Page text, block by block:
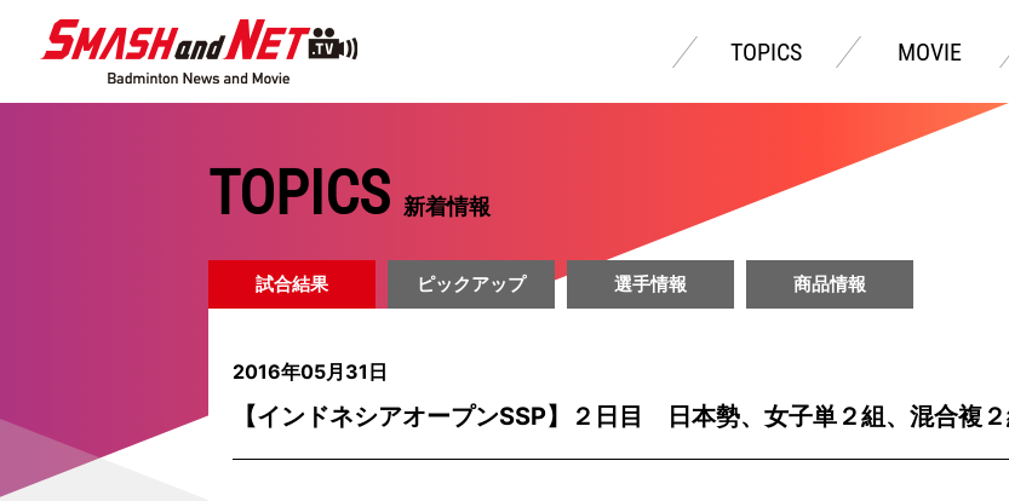
TOPICS MOVIE
TOPICS 新着情報
試合結果 ピックアップ 選手情報 商品情報
2016年05月31日
【インドネシアオープンSSP】２日目 日本勢、女子単２組、混合複